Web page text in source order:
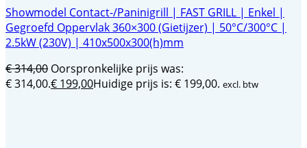
Showmodel Contact-/Paninigrill | FAST GRILL | Enkel |
Gegroefd Oppervlak 360×300 (Gietijzer) | 50°C/300°C |
2.5kW (230V) | 410x500x300(h)mm
€314,00 Oorspronkelijke prijs was:
€ 314,00.€ 199,00Huidige prijs is: € 199,00. excl. btw